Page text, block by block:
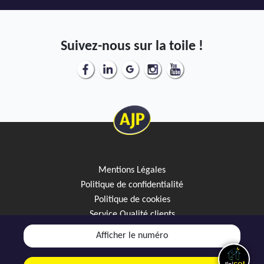
Afficher le numéro
Suivez-nous sur la toile !
Mentions Légales
Politique de confidentialité
Politique de cookies
Service Qualité clients
Créez votre alerte mail